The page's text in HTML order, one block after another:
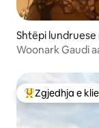
Shtëpi
Woonark Gaudi
Më të mirat e
Zgjedhja e